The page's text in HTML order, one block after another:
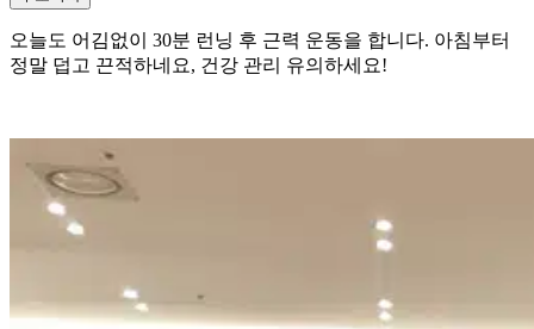
오늘도 어김없이 30분 런닝 후 근력 운동을 합니다. 아침부터
정말 덥고 끈적하네요, 건강 관리 유의하세요!